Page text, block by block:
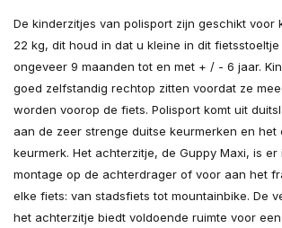
De kinderzitjes van polisport zijn geschikt voor
22 kg, dit houd in dat u kleine in dit
ongeveer 9 maanden tot en met + / - 6 jaar.
goed zelfstandig rechtop zitten voordat ze
worden voorop de fiets. Polisport komt uit
aan de zeer strenge duitse keurmerken en het
keurmerk. Het achterzitje, de Guppy Maxi, is
montage op de achterdrager of voor aan het
elke fiets: van stadsfiets tot mountainbike. De
het achterzitje biedt voldoende ruimte voor